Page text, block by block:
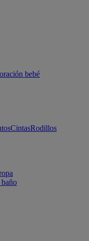
bebé
CintasRodillos
baño